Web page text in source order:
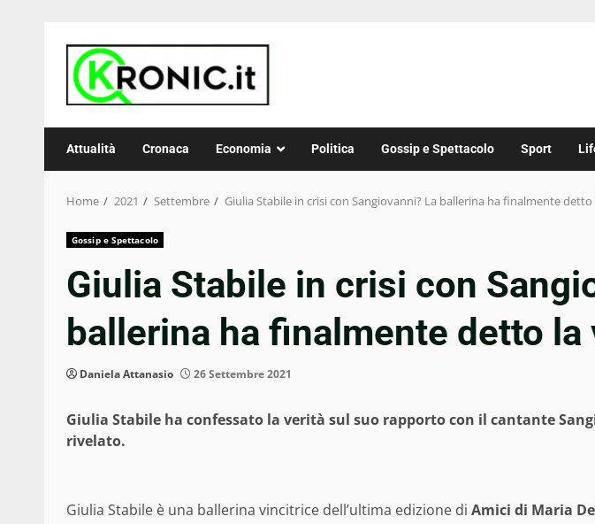
content
Attualità Cronaca Economia Politica Gossip e Spettacolo Sport
Home 2021 Settembre Giulia Stabile in crisi con Sangiovanni? La ballerina ha finalmente
Gossip e Spettacolo
Giulia Stabile in crisi con
ballerina ha finalmente detto la
Daniela Attanasio 26 Settembre 2021
Giulia Stabile ha confessato la verità sul suo rapporto con il cantante
rivelato.
Giulia Stabile è una ballerina vincitrice dell’ultima edizione di Amici di Maria